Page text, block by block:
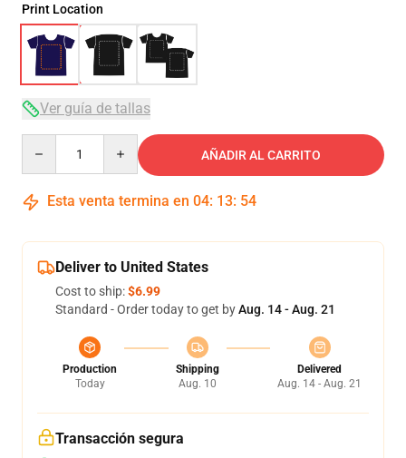
Print Location
Ver guía de tallas
AÑADIR AL CARRITO
Esta venta termina en 04: 13: 54
Deliver to United States
Cost to ship:$6.99
Standard - Order today to get byAug. 14 - Aug. 21
Production
Today
Shipping
Aug. 10
Delivered
Aug. 14 - Aug. 21
Transacción segura